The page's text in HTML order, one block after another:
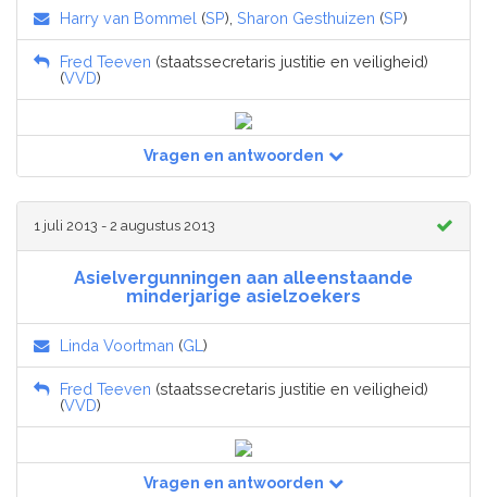
Harry van Bommel (SP), Sharon Gesthuizen (SP)
Fred Teeven (staatssecretaris justitie en veiligheid)
(VVD)
Vragen en antwoorden
1 juli 2013 - 2 augustus 2013
Asielvergunningen aan alleenstaande
minderjarige asielzoekers
Linda Voortman (GL )
Fred Teeven (staatssecretaris justitie en veiligheid)
(VVD)
Vragen en antwoorden